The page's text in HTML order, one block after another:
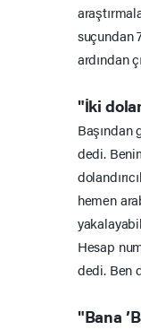
suçundan
ardından
"İki
Başından
dedi.
hemen
Hesap
dedi. Ben
"Bana